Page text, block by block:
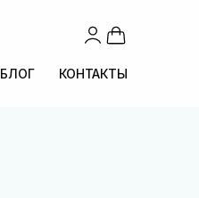
БЛОГ КОНТАКТЫ